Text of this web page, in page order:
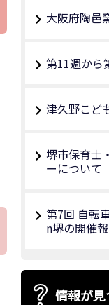
大阪府陶邑
第11週から
津久野こど
堺市保育士
ーについて
第7回 自転
n堺の開催
情報が